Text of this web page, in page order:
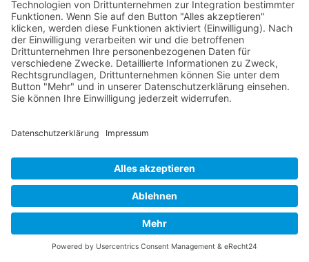
Ganzheitliche Konzepte für Ihre
Mitarbeiterentwicklung
Individueller Skill-Katalog zur
Erweiterung Ihres internen
Weiterbildungsangebot
Nachhaltige Personalentwicklung
Jetzt anfragen